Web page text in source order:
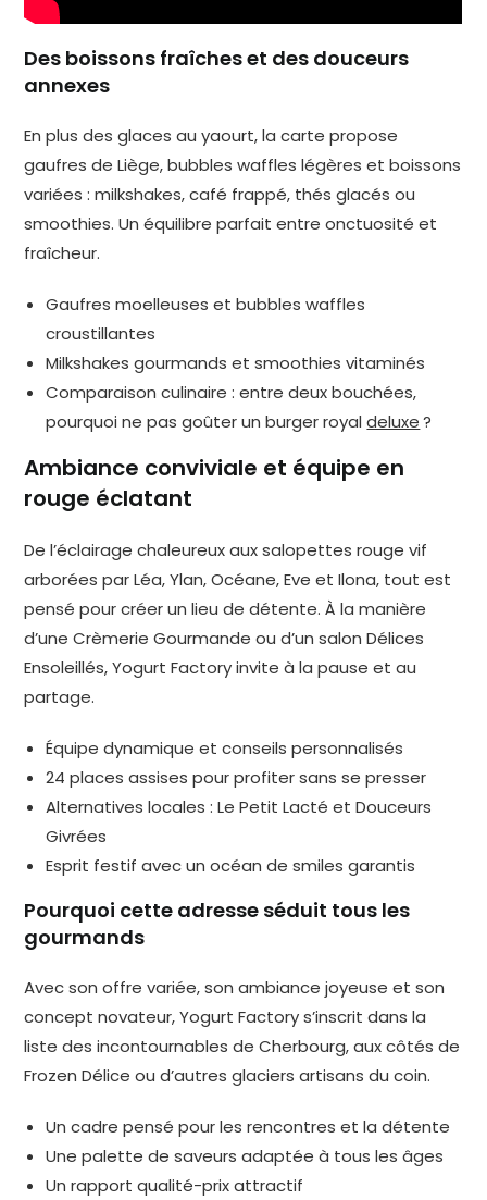
Des boissons fraîches et des douceurs
annexes
En plus des glaces au yaourt, la carte propose
gaufres de Liège, bubbles waffles légères et boissons
variées : milkshakes, café frappé, thés glacés ou
smoothies. Un équilibre parfait entre onctuosité et
fraîcheur.
Gaufres moelleuses et bubbles waffles
croustillantes
Milkshakes gourmands et smoothies vitaminés
Comparaison culinaire : entre deux bouchées,
pourquoi ne pas goûter un burger royaldeluxe?
Ambiance conviviale et équipe en
rouge éclatant
De l’éclairage chaleureux aux salopettes rouge vif
arborées par Léa, Ylan, Océane, Eve et Ilona, tout est
pensé pour créer un lieu de détente. À la manière
d’une Crèmerie Gourmande ou d’un salon Délices
Ensoleillés, Yogurt Factory invite à la pause et au
partage.
Équipe dynamique et conseils personnalisés
24 places assises pour profiter sans se presser
Alternatives locales : Le Petit Lacté et Douceurs
Givrées
Esprit festif avec un océan de smiles garantis
Pourquoi cette adresse séduit tous les
gourmands
Avec son offre variée, son ambiance joyeuse et son
concept novateur, Yogurt Factory s’inscrit dans la
liste des incontournables de Cherbourg, aux côtés de
Frozen Délice ou d’autres glaciers artisans du coin.
Un cadre pensé pour les rencontres et la détente
Une palette de saveurs adaptée à tous les âges
Un rapport qualité-prix attractif